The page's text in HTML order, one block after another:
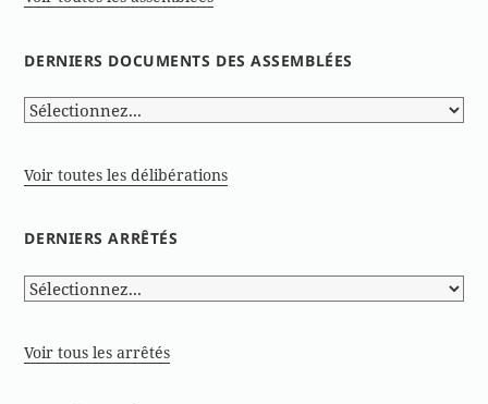
DERNIERS DOCUMENTS DES ASSEMBLÉES
Voir toutes les délibérations
DERNIERS ARRÊTÉS
Voir tous les arrêtés